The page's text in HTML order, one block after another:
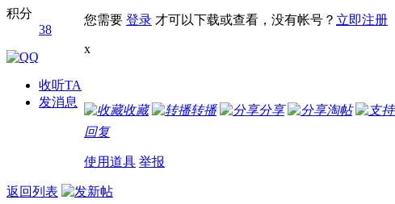
积分
38
收听TA
发消息
您需要 登录 才可以下载或查看，没有帐号？ 立即注册
x
收藏 转播 分享 淘帖
回复
使用道具 举报
返回列表